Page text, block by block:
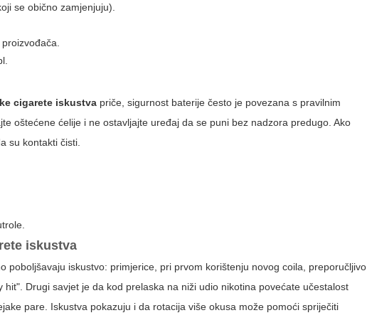
se obično zamjenjuju).
cigarete iskustva priče, sigurnost baterije često je povezana s pravilnim
oštećene ćelije i ne ostavljajte uređaj da se puni bez nadzora predugo. Ako
su kontakti čisti.
iskustva
poboljšavaju iskustvo: primjerice, pri prvom korištenju novog coila, preporučljivo
Drugi savjet je da kod prelaska na niži udio nikotina povećate učestalost
pare. Iskustva pokazuju i da rotacija više okusa može pomoći spriječiti